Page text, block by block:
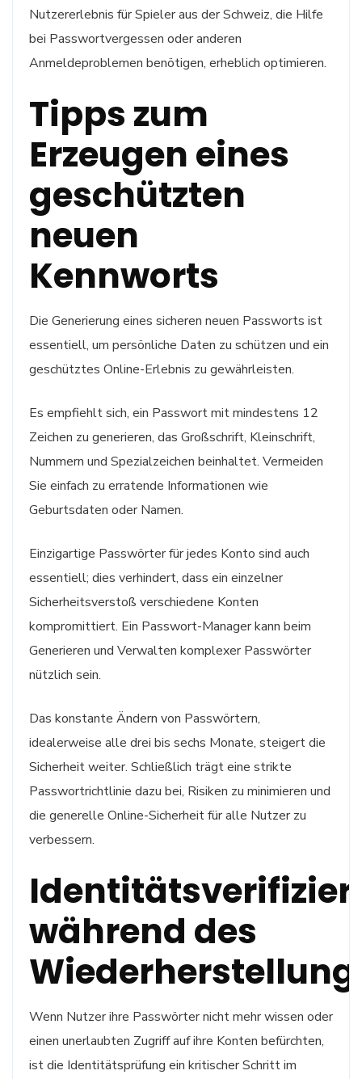
Nutzererlebnis für Spieler aus der Schweiz, die Hilfe
bei Passwortvergessen oder anderen
Anmeldeproblemen benötigen, erheblich optimieren.
Tipps zum
Erzeugen eines
geschützten
neuen
Kennworts
Die Generierung eines sicheren neuen Passworts ist
essentiell, um persönliche Daten zu schützen und ein
geschütztes Online-Erlebnis zu gewährleisten.
Es empfiehlt sich, ein Passwort mit mindestens 12
Zeichen zu generieren, das Großschrift, Kleinschrift,
Nummern und Spezialzeichen beinhaltet. Vermeiden
Sie einfach zu erratende Informationen wie
Geburtsdaten oder Namen.
Einzigartige Passwörter für jedes Konto sind auch
essentiell; dies verhindert, dass ein einzelner
Sicherheitsverstoß verschiedene Konten
kompromittiert. Ein Passwort-Manager kann beim
Generieren und Verwalten komplexer Passwörter
nützlich sein.
Das konstante Ändern von Passwörtern,
idealerweise alle drei bis sechs Monate, steigert die
Sicherheit weiter. Schließlich trägt eine strikte
Passwortrichtlinie dazu bei, Risiken zu minimieren und
die generelle Online-Sicherheit für alle Nutzer zu
verbessern.
während des
Wenn Nutzer ihre Passwörter nicht mehr wissen oder
einen unerlaubten Zugriff auf ihre Konten befürchten,
ist die Identitätsprüfung ein kritischer Schritt im